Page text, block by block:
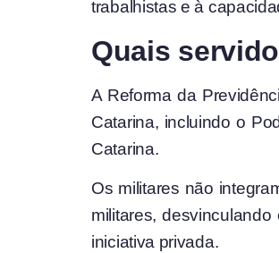
trabalhistas e à
Quais
A Reforma da
Catarina, incluindo o
Catarina.
Os militares não
militares,
iniciativa privada.